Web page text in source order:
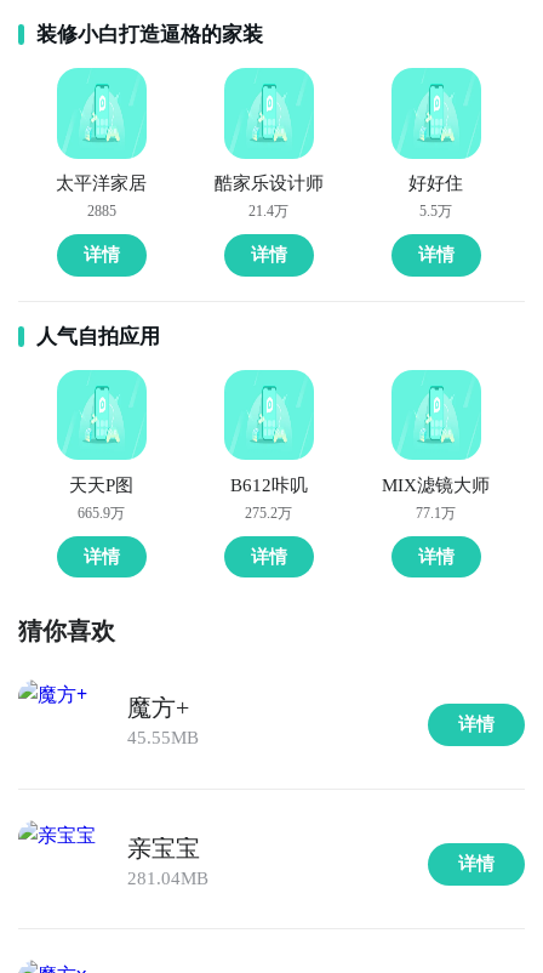
装修小白打造逼格的家装
太平洋家居
2885
详情
酷家乐设计师
21.4万
详情
好好住
5.5万
详情
人气自拍应用
天天P图
665.9万
详情
B612咔叽
275.2万
详情
MIX滤镜大师
77.1万
详情
猜你喜欢
魔方+
45.55MB
详情
亲宝宝
281.04MB
详情